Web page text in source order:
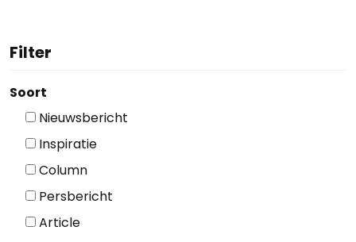
Filter
Soort
Nieuwsbericht
Inspiratie
Column
Persbericht
Article